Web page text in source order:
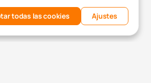
todas las cookies Ajustes